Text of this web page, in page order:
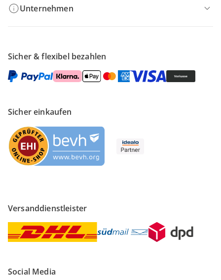
Unternehmen
Sicher & flexibel bezahlen
Sicher einkaufen
Versanddienstleister
Social Media